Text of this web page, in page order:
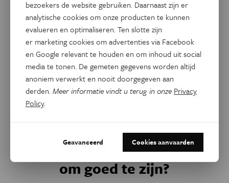
Natuurwetenschappen
De dubbele helix, te populair
om goed te zijn?
bezoekers de website gebruiken. Daarnaast zijn er
analytische cookies om onze producten te kunnen
evalueren en optimaliseren. Ten slotte zijn
er marketing cookies om advertenties via Facebook
en Google relevant te houden en om inhoud uit social
media te tonen. De gemeten gegevens worden altijd
anoniem verwerkt en nooit doorgegeven aan
derden.Meer informatie vindt u terug in onze Privacy
Policy.
Geavanceerd Cookies aanvaarden